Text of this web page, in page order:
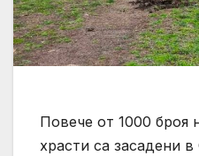
Повече от 1000 броя
храсти са засадени